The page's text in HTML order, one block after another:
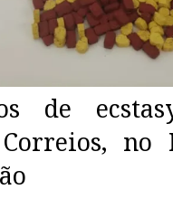
de